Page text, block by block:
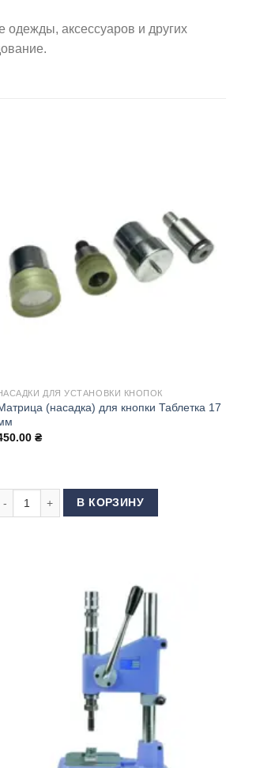
аксессуаров и других
Таблетка 15 мм (Турция)
ДЛЯ УСТАНОВКИ КНОПОК
(насадка) для кнопки Таблетка 17
₴
Количество товара Матрица (насадка) для кнопки
В КОРЗИНУ